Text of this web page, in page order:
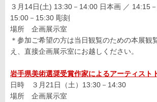
３月14日(土) 13:30－14:00 日本画 ／ 14:15
15:00－15:30 彫刻
場所 企画展示室
＊参加ご希望の方は当日観覧のための本展観
え、直接企画展示室にお越しください。
岩手県美術選奨受賞作家によるアーティスト
日時 ３月21日（土）13:30－14:30
場所 企画展示室